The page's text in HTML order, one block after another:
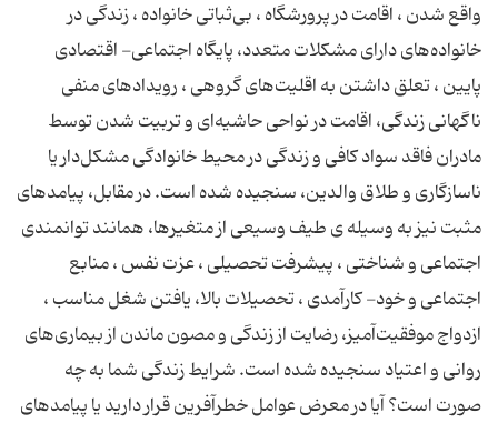
واقع شدن ، اقامت در پرورشگاه ، بی‌ثباتی خانواده ، زندگی در
خانواده‌های دارای مشکلات متعدد، پایگاه اجتماعی- اقتصادی
پایین ، تعلق داشتن به اقلیت‌های گروهی ، رویدادهای منفی
ناگهانی زندگی، اقامت در نواحی حاشیه‌ای و تربیت شدن توسط
مادران فاقد سواد کافی و زندگی در محیط خانوادگی مشکل‌دار یا
ناسازگاری و طلاق والدین، سنجیده شده است. در مقابل، پیامدهای
مثبت نیز به وسیله ی طیف وسیعی از متغیرها، همانند توانمندی
اجتماعی و شناختی ، پیشرفت تحصیلی ، عزت نفس ، منابع
اجتماعی و خود- کارآمدی ، تحصیلات بالا، یافتن شغل مناسب ،
ازدواج موفقیت‌آمیز، رضایت از زندگی و مصون ماندن از بیماری‌های
روانی و اعتیاد سنجیده شده است. شرایط زندگی شما به چه
صورت است؟ آیا در معرض عوامل خطر‌آفرین قرار دارید یا پیامدهای